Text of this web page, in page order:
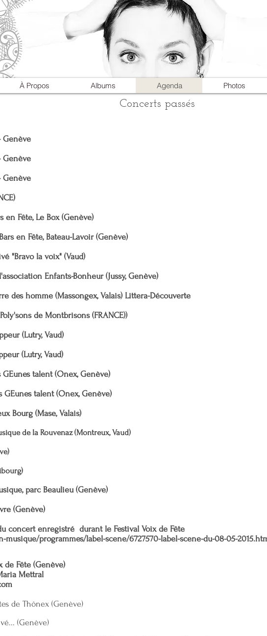
À Propos Albums Agenda Photos
Concerts passés
Genève
Genève
Genève
en Fête, Le Box (Genève)
en Fête, Bateau-Lavoir (Genève)
"Bravo la voix" (Vaud)
Enfants-Bonheur (Jussy, Genève)
des homme (Massongex, Valais) Littera-Découverte
de Montbrisons (FRANCE))
(Lutry, Vaud)
(Lutry, Vaud)
GEunes talent (Onex, Genève)
GEunes talent (Onex, Genève)
Bourg (Mase, Valais)
de la Rouvenaz (Montreux, Vaud)
parc Beaulieu (Genève)
(Genève)
concert enregistré durant le Festival Voix de Fête
programmes/label-scene/6727570-label-scene-du-08-05-
de Fête (Genève)
Mettral
de Thônex (Genève)
(Genève)